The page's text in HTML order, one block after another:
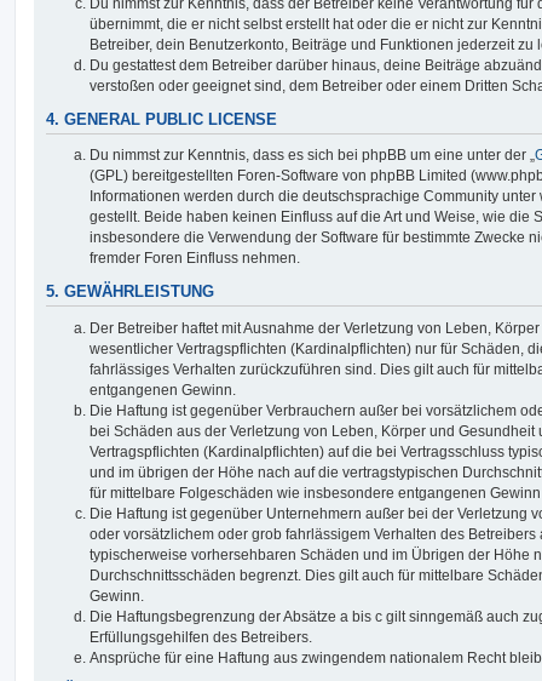
übernimmt, die er nicht selbst erstellt hat oder die er nicht zur
Betreiber, dein Benutzerkonto, Beiträge und Funktionen jederzeit zu
Du gestattest dem Betreiber darüber hinaus, deine Beiträge
verstoßen oder geeignet sind, dem Betreiber oder einem Dritten
4. GENERAL PUBLIC LICENSE
Du nimmst zur Kenntnis, dass es sich bei phpBB um eine unter der „
(GPL) bereitgestellten Foren-Software von phpBB Limited
Informationen werden durch die deutschsprachige Community
gestellt. Beide haben keinen Einfluss auf die Art und Weise, wie die
insbesondere die Verwendung der Software für bestimmte Zwecke
fremder Foren Einfluss nehmen.
5. GEWÄHRLEISTUNG
Der Betreiber haftet mit Ausnahme der Verletzung von Leben,
wesentlicher Vertragspflichten (Kardinalpflichten) nur für Schäden,
fahrlässiges Verhalten zurückzuführen sind. Dies gilt auch für
entgangenen Gewinn.
Die Haftung ist gegenüber Verbrauchern außer bei vorsätzlichem
bei Schäden aus der Verletzung von Leben, Körper und
Vertragspflichten (Kardinalpflichten) auf die bei Vertragsschluss
und im übrigen der Höhe nach auf die vertragstypischen
für mittelbare Folgeschäden wie insbesondere entgangenen
Die Haftung ist gegenüber Unternehmern außer bei der Verletzung
oder vorsätzlichem oder grob fahrlässigem Verhalten des Betreibers
typischerweise vorhersehbaren Schäden und im Übrigen der Höhe
Durchschnittsschäden begrenzt. Dies gilt auch für mittelbare
Gewinn.
Die Haftungsbegrenzung der Absätze a bis c gilt sinngemäß auch
Erfüllungsgehilfen des Betreibers.
Ansprüche für eine Haftung aus zwingendem nationalem Recht